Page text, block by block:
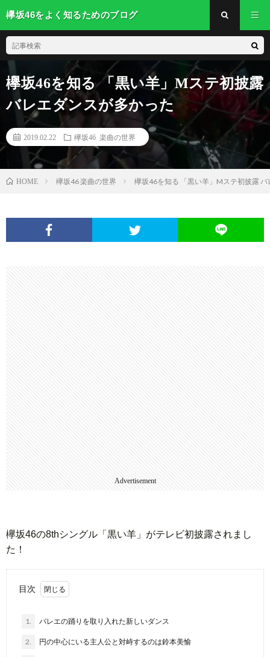
欅坂46をよく知るためのブログ
欅坂46を知る 「黒い羊」Mステ初披露
バレエダンスが多かった
2019.02.22 欅坂46 楽曲の世界
HOME 欅坂46 楽曲の世界 欅坂46を知る 「黒い羊」Mステ初披露
Advertisement
欅坂46の8thシングル「黒い羊」がテレビ初披露されまし
た！
目次
1. バレエの踊りを取り入れた新しいダンス
2. 円の中心にいる主人公と対峙するのは鈴本美愉